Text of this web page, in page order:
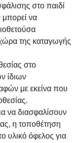
στο παιδί
μπορεί να
της καταγωγής
στο
ίδιων
με εκείνα που
να διασφαλίσουν
η τοποθέτηση
υλικό όφελος για